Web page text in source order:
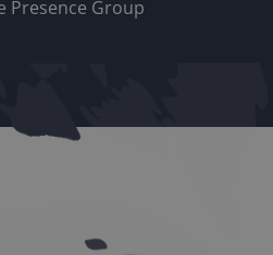
Presence Group